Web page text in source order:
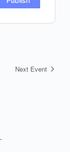
Next Event